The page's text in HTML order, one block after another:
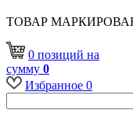
ТОВАР
0 позиций на
сумму 0
Избранное 0